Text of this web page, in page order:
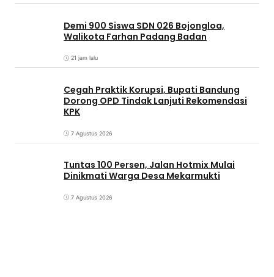
Demi 900 Siswa SDN 026 Bojongloa,
Walikota Farhan Padang Badan
21 jam lalu
Cegah Praktik Korupsi, Bupati Bandung
Dorong OPD Tindak Lanjuti Rekomendasi
KPK
7 Agustus 2026
Tuntas 100 Persen, Jalan Hotmix Mulai
Dinikmati Warga Desa Mekarmukti
7 Agustus 2026